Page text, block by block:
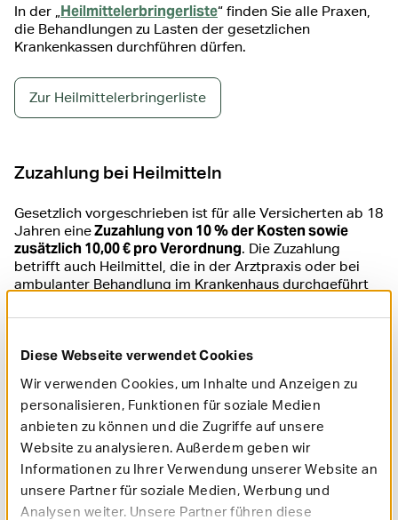
Diese Webseite verwendet Cookies
Wir verwenden Cookies, um Inhalte und Anzeigen zu
personalisieren, Funktionen für soziale Medien
anbieten zu können und die Zugriffe auf unsere
Website zu analysieren. Außerdem geben wir
Informationen zu Ihrer Verwendung unserer Website an
unsere Partner für soziale Medien, Werbung und
Analysen weiter. Unsere Partner führen diese
In der „Heilmittelerbringerliste“ finden Sie alle Praxen,
die Behandlungen zu Lasten der gesetzlichen
Krankenkassen durchführen dürfen.
Zur Heilmittelerbringerliste
Zuzahlung bei Heilmitteln
Gesetzlich vorgeschrieben ist für alle Versicherten ab 18
Jahren eineZuzahlung von 10 % der Kosten sowie
zusätzlich 10,00 € pro Verordnung. Die Zuzahlung
betrifft auch Heilmittel, die in der Arztpraxis oder bei
ambulanter Behandlung im Krankenhaus durchgeführt
Sie von dieser Zuzahlung befreien, wenn Sie einen
rechnet diese mit den Patienten ab. Mit der Verordnung
können Versicherte die Behandler direkt aufsuchen. Die
weiteren Behandlungskosten werden mit uns
abgerechnet.
Zuzahlung und Zuzahlungsbefreiung